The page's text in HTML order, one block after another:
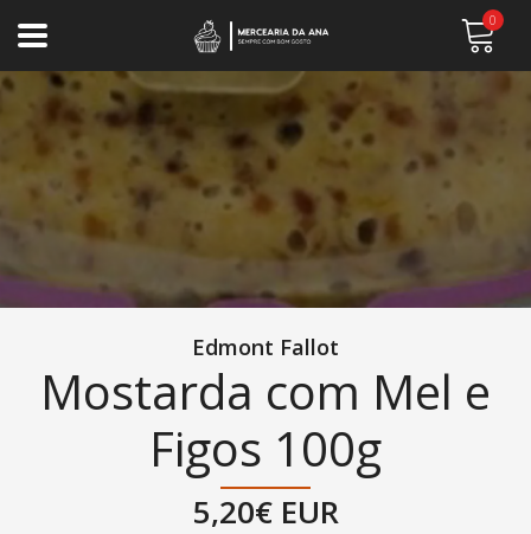
0
Edmont Fallot
Mostarda com Mel e
Figos 100g
5,20€ EUR